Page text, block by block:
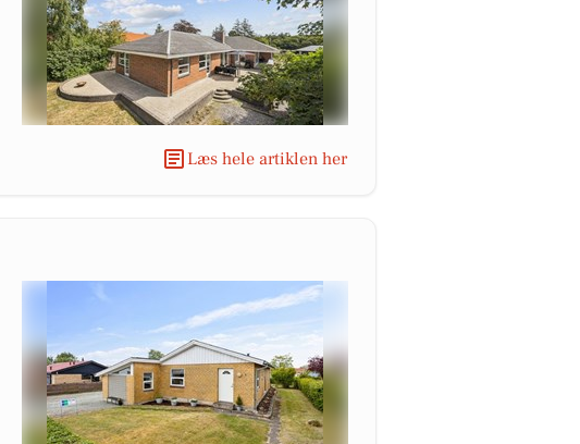
Læs hele artiklen her